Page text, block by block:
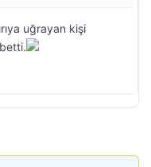
uğrayan kişi